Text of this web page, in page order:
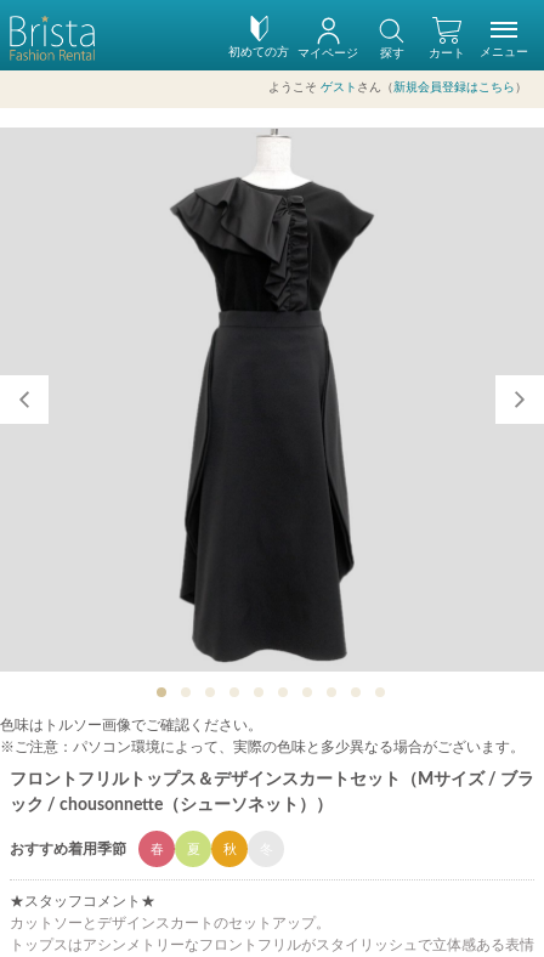
初めての方 カート
マイページ 探す
ようこそ ゲスト さん（新規会員登録はこちら ）
メニュー
色味はトルソー画像でご確認ください。
※ご注意：パソコン環境によって、実際の色味と多少異なる場合がございます。
フロントフリルトップス＆デザインスカートセット（Mサイズ / ブラ
ック / chousonnette（シューソネット））
おすすめ着用季節 春 夏 秋
★スタッフコメント★
カットソーとデザインスカートのセットアップ。
トップスはアシンメトリーなフロントフリルがスタイリッシュで立体感ある表情